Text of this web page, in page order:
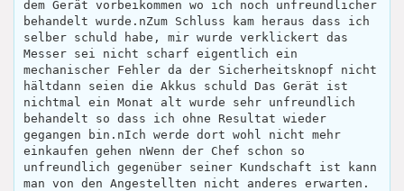
dem Gerät vorbeikommen wo ich noch unfreundlicher
behandelt wurde.nZum Schluss kam heraus dass ich
selber schuld habe, mir wurde verklickert das
Messer sei nicht scharf eigentlich ein
mechanischer Fehler da der Sicherheitsknopf nicht
hältdann seien die Akkus schuld Das Gerät ist
nichtmal ein Monat alt wurde sehr unfreundlich
behandelt so dass ich ohne Resultat wieder
gegangen bin.nIch werde dort wohl nicht mehr
einkaufen gehen nWenn der Chef schon so
unfreundlich gegenüber seiner Kundschaft ist kann
man von den Angestellten nicht anderes erwarten.